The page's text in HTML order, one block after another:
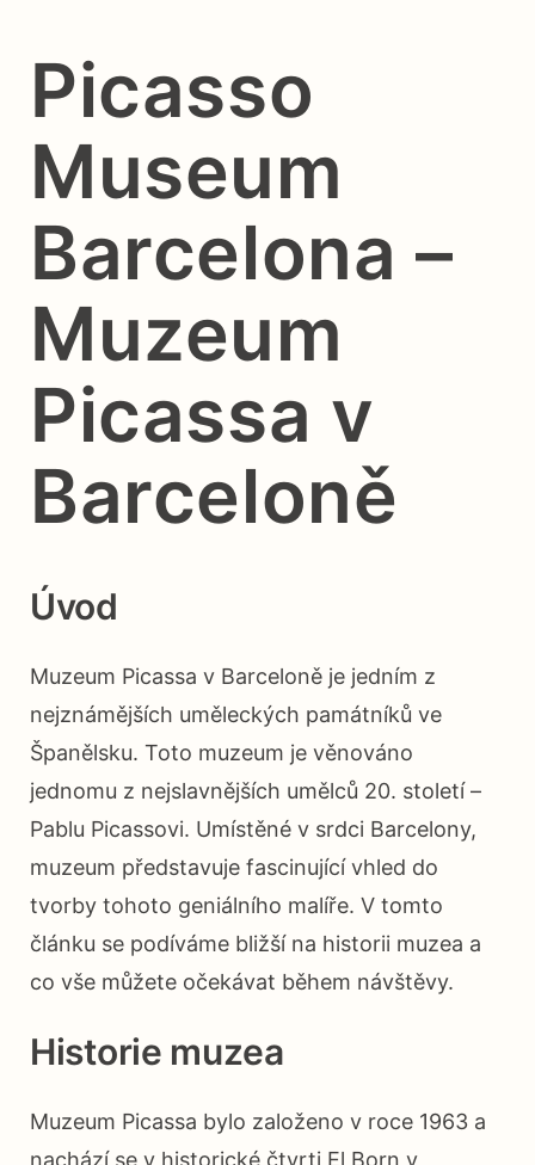
Picasso
Museum
Barcelona –
Muzeum
Picassa v
Barceloně
Úvod
Muzeum Picassa v Barceloně je jedním z
nejznámějších uměleckých památníků ve
Španělsku. Toto muzeum je věnováno
jednomu z nejslavnějších umělců 20. století –
Pablu Picassovi. Umístěné v srdci Barcelony,
muzeum představuje fascinující vhled do
tvorby tohoto geniálního malíře. V tomto
článku se podíváme bližší na historii muzea a
co vše můžete očekávat během návštěvy.
Historie muzea
Muzeum Picassa bylo založeno v roce 1963 a
nachází se v historické čtvrti El Born v